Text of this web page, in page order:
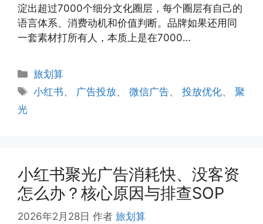
淀出超过7000个细分文化圈层，每个圈层有自己的
语言体系、消费动机和价值判断。品牌如果还用同
一套素材打所有人，本质上是在7000…
分
类
旅划算
标
小红书、 广告投放、微信广告、投放优化、聚
光
小红书聚光广告消耗快、没客资
怎么办？核心原因与排查SOP
2026年2月28日 作者 旅划算